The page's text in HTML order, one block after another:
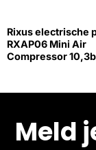
Rixus electrische
RXAP06 Mini Air
Compressor
Meld